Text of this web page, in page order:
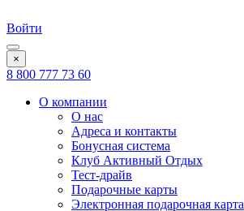
Войти
×
8 800 777 73 60
О компании
О нас
Адреса и контакты
Бонусная система
Клуб Активный Отдых
Тест-драйв
Подарочные карты
Электронная подарочная карта